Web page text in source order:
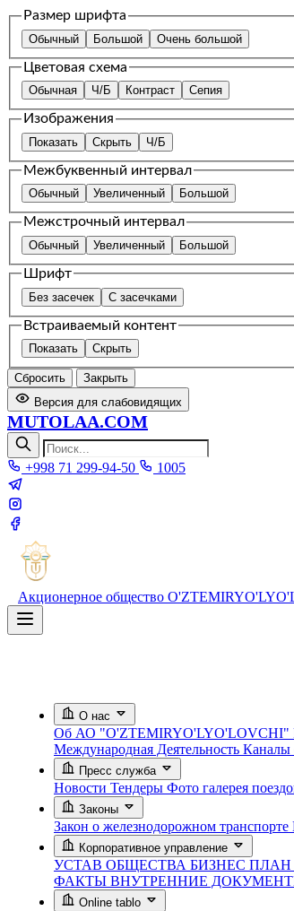
Размер шрифта
Обычный Большой Очень большой
Цветовая схема
Обычная Ч/Б Контраст Сепия
Изображения
Показать Скрыть Ч/Б
Межбуквенный интервал
Обычный Увеличенный Большой
Межстрочный интервал
Обычный Увеличенный Большой
Шрифт
Без засечек С засечками
Встраиваемый контент
Показать Скрыть
Сбросить
Закрыть
Версия для слабовидящих
MUTOLAA.COM
+998 71 299-94-50 1005
Акционерное общество
О нас
Об АО "O'ZTEMIRYO'LYO'LOVCHI"
Международная Деятельность Каналы
Пресс служба
Новости Тендеры Фото галерея
Законы
Закон о железнодорожном транспорте
Корпоративное управление
УСТАВ ОБЩЕСТВА БИЗНЕС ПЛАН
ФАКТЫ ВНУТРЕННИЕ
Online tablo